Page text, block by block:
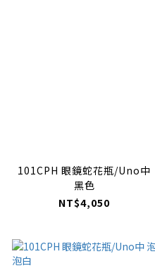
101CPH 眼鏡蛇花瓶/Uno中
黑色
NT$4,050